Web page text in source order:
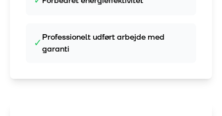
✓Professionelt udført arbejde med
garanti